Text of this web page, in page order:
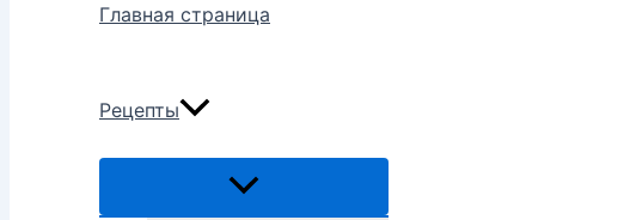
Главная страница
Рецепты
Переключатель